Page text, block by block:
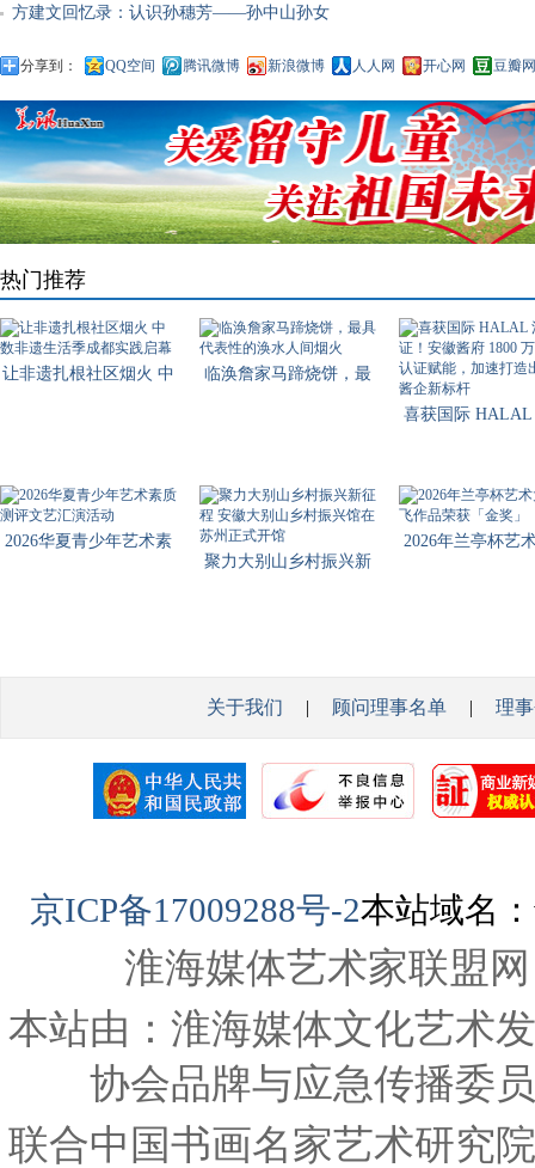
方建文回忆录：认识孙穗芳——孙中山孙女
分享到： QQ空间 腾讯微博 新浪微博 人人网 开心网 豆瓣网
热门推荐
让非遗扎根社区烟火 中
临涣詹家马蹄烧饼，最
喜获国际 HALAL
2026华夏青少年艺术素
聚力大别山乡村振兴新
2026年兰亭杯艺
关于我们 | 顾问理事名单 | 理
京ICP备17009288号-2本站域名
淮海媒体艺术家联盟
本站由：淮海媒体文化艺术
协会品牌与应急传播委
联合中国书画名家艺术研究